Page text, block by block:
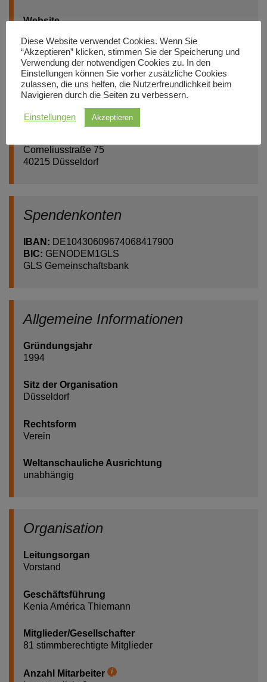
Website
E-Mail
info@futuro-si.de
Telefon
0211-99447050
Corneliusstraße 75
40215 Düsseldorf
Spendenkonten
IBAN: DE10430609674068417900
BIC: GENODEM1GLS
GLS Gemeinschaftsbank
Allgemeine Informationen
Gründungsjahr
1994
Sitz der Organisation
Düsseldorf
Rechtsform
Verein
Weltanschauliche Ausrichtung
unabhängig
Organisation
Leitungsorgan
Vorstand
Geschäftsführung
Kenia América Thiemann
Mitglieder/Gesellschafter
81 stimmberechtigte Mitglieder
Anzahl Mitarbeiter
Hilfetext
Diese Website verwendet Cookies. Wenn Sie
“Akzeptieren” klicken, stimmen Sie der Speicherung und
Verwendung der notwendigen Cookies zu. In den
Einstellungen können Sie vorher zusätzliche Cookies
zulassen, die uns helfen, die Nutzerfreundlichkeit beim
Navigieren durch die Seiten zu verbessern.
Einstellungen Akzeptieren